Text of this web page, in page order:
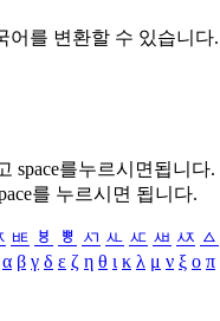
어를 변환할 수 있습니다.
space를누르시면됩니다.
를 누르시면 됩니다.
ㅷ ㅸ ㅹ ㅺ ㅻ ㅼ ㅽ ㅾ ㅿ
α β γ δ ε ζ η θ ι κ λ μ ν ξ ο π